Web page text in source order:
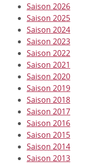
Saison 2026
Saison 2025
Saison 2024
Saison 2023
Saison 2022
Saison 2021
Saison 2020
Saison 2019
Saison 2018
Saison 2017
Saison 2016
Saison 2015
Saison 2014
Saison 2013